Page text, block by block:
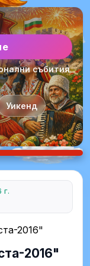
събития
Уикенд
г.
2016"